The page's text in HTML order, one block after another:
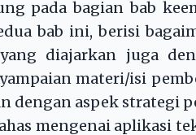
pada bagian bab
bab ini, berisi
diajarkan juga
materi/isi
dengan aspek strategi
mengenai aplikasi